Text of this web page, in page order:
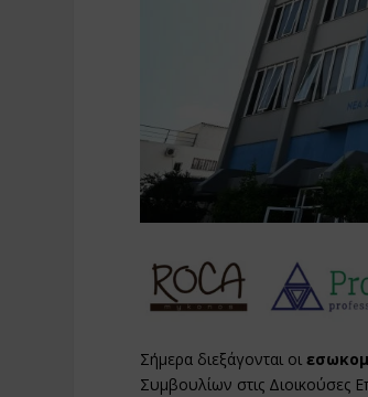
Σήμερα διεξάγονται οι
Συμβουλίων στις Διοικούσες